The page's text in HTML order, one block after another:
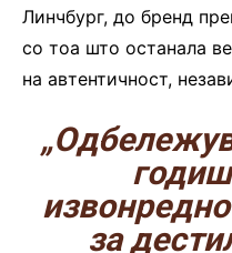
Линчбург, до бренд
со тоа што останала
на автентичност,
за